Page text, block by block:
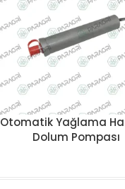
Otomatik Yağlama
Dolum Pompası